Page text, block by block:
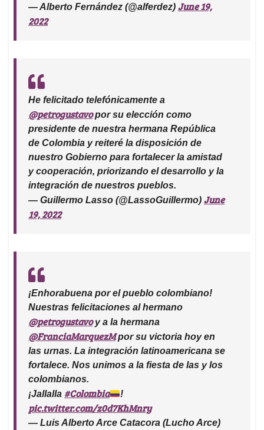
— Alberto Fernández (@alferdez) June 19,
2022
He felicitado telefónicamente a
@petrogustavopor su elección como
presidente de nuestra hermana República
de Colombia y reiteré la disposición de
nuestro Gobierno para fortalecer la amistad
y cooperación, priorizando el desarrollo y la
integración de nuestros pueblos.
— Guillermo Lasso (@LassoGuillermo) June
19, 2022
¡Enhorabuena por el pueblo colombiano!
Nuestras felicitaciones al hermano
@petrogustavoy a la hermana
@FranciaMarquezMpor su victoria hoy en
las urnas. La integración latinoamericana se
fortalece. Nos unimos a la fiesta de las y los
colombianos.
¡Jallalla #Colombia !
pic.twitter.com/z0d7KhMnry
— Luis Alberto Arce Catacora (Lucho Arce)